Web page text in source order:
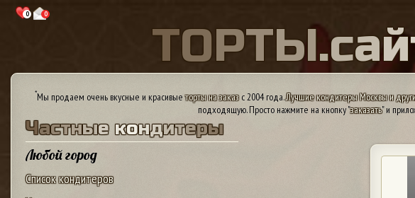
0 0
ТОРТЫ.сай
*Мы продаем очень вкусные и красивыеторты на заказс 2004 года.Лучшие кондитеры Москвы и
подходящую. Просто нажмите на кнопку "заказать" и
Частные кондитеры
Любой город
Список кондитеров